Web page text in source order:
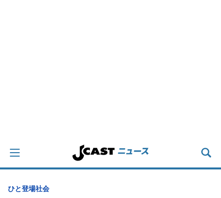
ひと登場社会